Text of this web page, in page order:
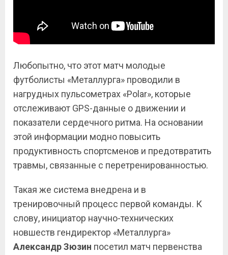
Любопытно, что этот матч молодые
футболисты «Металлурга» проводили в
нагрудных пульсометрах «Polar», которые
отслеживают GPS-данные о движении и
показатели сердечного ритма. На основании
этой информации модно повысить
продуктивность спортсменов и предотвратить
травмы, связанные с перетренированностью.
Такая же система внедрена и в
тренировочный процесс первой команды. К
слову, инициатор научно-технических
новшеств гендиректор «Металлурга»
Александр Зюзин посетил матч первенства